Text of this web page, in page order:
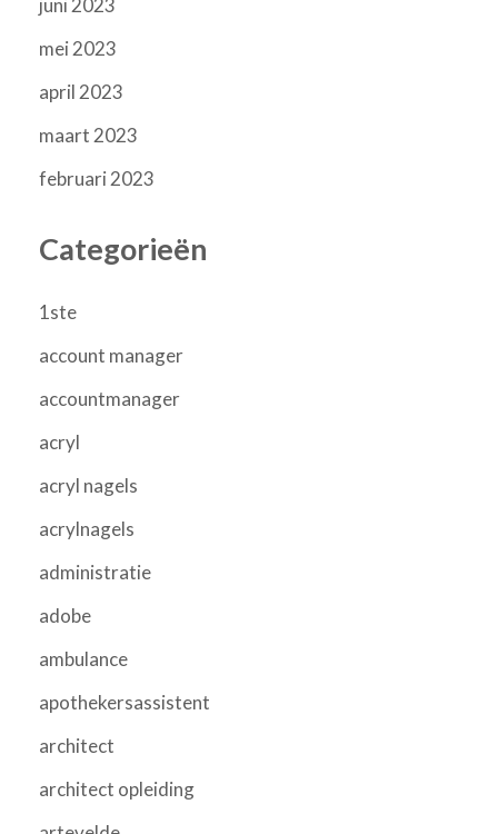
juni 2023
mei 2023
april 2023
maart 2023
februari 2023
Categorieën
1ste
account manager
accountmanager
acryl
acryl nagels
acrylnagels
administratie
adobe
ambulance
apothekersassistent
architect
architect opleiding